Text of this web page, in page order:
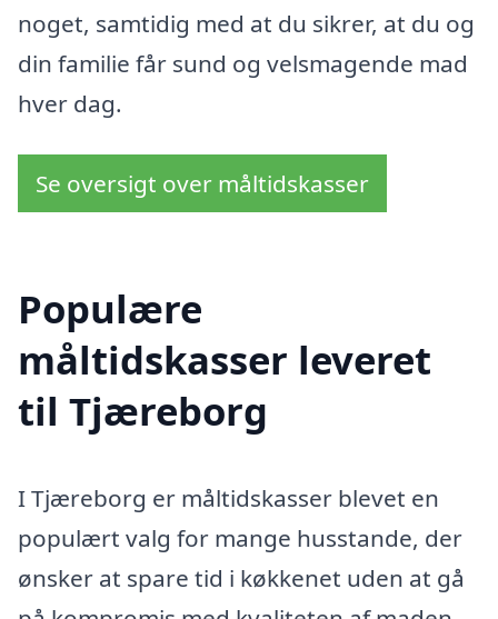
noget, samtidig med at du sikrer, at du og
din familie får sund og velsmagende mad
hver dag.
Se oversigt over måltidskasser
Populære
måltidskasser leveret
til Tjæreborg
I Tjæreborg er måltidskasser blevet en
populært valg for mange husstande, der
ønsker at spare tid i køkkenet uden at gå